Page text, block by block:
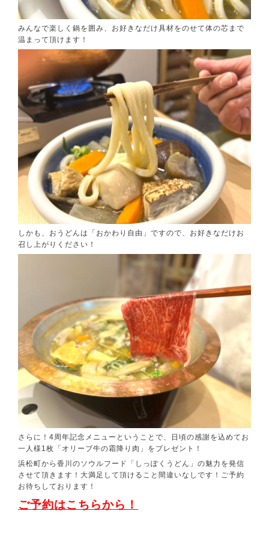
みんなで楽しく鍋を囲み、お好きなだけ具材をのせて体の芯まで
温まって頂けます！
しかも、おうどんは「おかわり自由」ですので、お好きなだけお
召し上がりください！
さらに！4周年記念メニューということで、日頃の感謝を込めてお
一人様1枚「オリーブ牛の霜降り肉」をプレゼント！
浜松町から香川のソウルフード「しっぽくうどん」の魅力を発信
させて頂きます！大満足して頂けること間違いなしです！ご予約
お待ちしております！
ご予約はこちらから！